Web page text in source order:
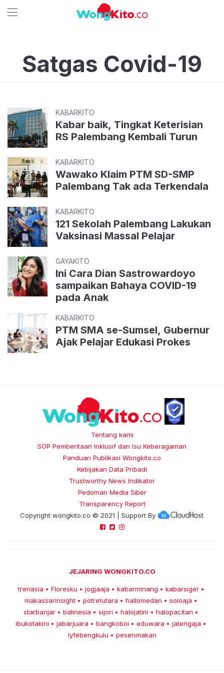
Satgas Covid-19
KABARKITO
Kabar baik, Tingkat Keterisian
RS Palembang Kembali Turun
KABARKITO
Wawako Klaim PTM SD-SMP
Palembang Tak ada Terkendala
KABARKITO
121 Sekolah Palembang Lakukan
Vaksinasi Massal Pelajar
GAYAKITO
Ini Cara Dian Sastrowardoyo
sampaikan Bahaya COVID-19
pada Anak
KABARKITO
PTM SMA se-Sumsel, Gubernur
Ajak Pelajar Edukasi Prokes
Tentang kami
SOP Pemberitaan Inklusif dan Isu Keberagaman
Panduan Publikasi Wongkito.co
Kebijakan Data Pribadi
Trustworthy News Indikator
Pedoman Media Siber
Transparency Report
Copyright wongkito.co © 2021 | Support By
JEJARING WONGKITO.CO
trenasia • Floresku • jogjaaja • kabarminang • kabarsiger •
makassarinsight • potretutara • hallomedan • soloaja •
starbanjar • balinesia • sijori • halojatim • halopacitan •
ibukotakini • jabarjuara • bangkoboi • eduwara • jatengaja •
lyfebengkulu • pesenmakan